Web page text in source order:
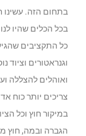
בתחום הזה. עשינו
בכל הכלים שהיו
כל התקציבים
וגנראטורים וציוד
ואוהלים להצללה
צריכים יותר כוח
במיקור חוץ וכל
הגברה ובמה, חוץ